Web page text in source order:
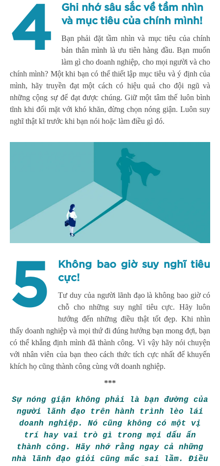
4
Ghi nhớ sâu sắc về tầm nhìn
và mục tiêu của chính mình!
Bạn phải đặt tầm nhìn và mục tiêu của chính
bản thân mình là ưu tiên hàng đầu. Bạn muốn
làm gì cho doanh nghiệp, cho mọi người và cho
chính mình? Một khi bạn có thể thiết lập mục tiêu và ý định của
mình, hãy truyền đạt một cách có hiệu quả cho đội ngũ và
những cộng sự để đạt được chúng. Giữ một tâm thế luôn bình
tĩnh khi đối mặt với khó khăn, đừng chọn nóng giận. Luôn suy
nghĩ thật kĩ trước khi bạn nói hoặc làm điều gì đó.
5
Không bao giờ suy nghĩ tiêu
cực!
Tư duy của người lãnh đạo là không bao giờ có
chỗ cho những suy nghĩ tiêu cực. Hãy luôn
hướng đến những điều thật tốt đẹp. Khi nhìn
thấy doanh nghiệp và mọi thứ đi đúng hướng bạn mong đợi, bạn
có thể khẳng định mình đã thành công. Vì vậy hãy nói chuyện
với nhân viên của bạn theo cách thức tích cực nhất để khuyến
khích họ cũng thành công cùng với doanh nghiệp.
***
Sự nóng giận không phải là bạn đường của
người lãnh đạo trên hành trình lèo lái
doanh nghiệp. Nó cũng không có một vị
trí hay vai trò gì trong mọi dấu ấn
thành công. Hãy nhớ rằng ngay cả những
nhà lãnh đạo giỏi cũng mắc sai lầm. Điều